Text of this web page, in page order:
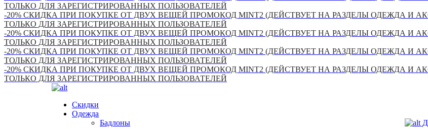
ТОЛЬКО ДЛЯ ЗАРЕГИСТРИРОВАННЫХ ПОЛЬЗОВАТЕЛЕЙ
-20% СКИДКА ПРИ ПОКУПКЕ ОТ ДВУХ ВЕЩЕЙ ПРОМОКОД MINT2 (ДЕЙСТВУЕТ НА РАЗДЕЛЫ ОДЕЖДА И
ТОЛЬКО ДЛЯ ЗАРЕГИСТРИРОВАННЫХ ПОЛЬЗОВАТЕЛЕЙ
-20% СКИДКА ПРИ ПОКУПКЕ ОТ ДВУХ ВЕЩЕЙ ПРОМОКОД MINT2 (ДЕЙСТВУЕТ НА РАЗДЕЛЫ ОДЕЖДА И
ТОЛЬКО ДЛЯ ЗАРЕГИСТРИРОВАННЫХ ПОЛЬЗОВАТЕЛЕЙ
-20% СКИДКА ПРИ ПОКУПКЕ ОТ ДВУХ ВЕЩЕЙ ПРОМОКОД MINT2 (ДЕЙСТВУЕТ НА РАЗДЕЛЫ ОДЕЖДА И
ТОЛЬКО ДЛЯ ЗАРЕГИСТРИРОВАННЫХ ПОЛЬЗОВАТЕЛЕЙ
-20% СКИДКА ПРИ ПОКУПКЕ ОТ ДВУХ ВЕЩЕЙ ПРОМОКОД MINT2 (ДЕЙСТВУЕТ НА РАЗДЕЛЫ ОДЕЖДА И
ТОЛЬКО ДЛЯ ЗАРЕГИСТРИРОВАННЫХ ПОЛЬЗОВАТЕЛЕЙ
Скидки
Одежда
Бадлоны